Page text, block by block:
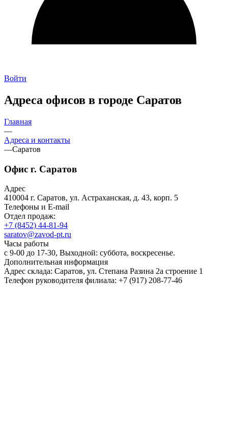
Войти
Адреса офисов в городе Саратов
Главная
—
Адреса и контакты
—Саратов
Офис г. Саратов
Адрес
410004 г. Саратов, ул. Астраханская, д. 43, корп. 5
Телефоны и E-mail
Отдел продаж:
+7 (8452) 44-81-94
saratov@zavod-pt.ru
Часы работы
с 9-00 до 17-30, Выходной: суббота, воскресенье.
Дополнительная информация
Адрес склада: Саратов, ул. Степана Разина 2а строение 1
Телефон руководителя филиала: +7 (917) 208-77-46